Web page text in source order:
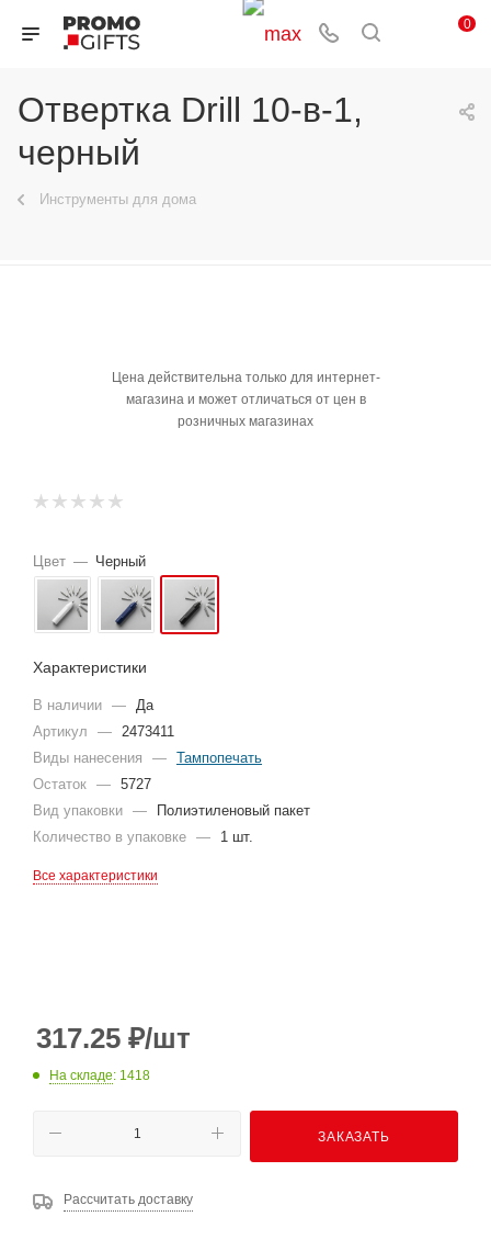
0
Отвертка Drill 10-в-1,
черный
Инструменты для дома
Цена действительна только для интернет-
магазина и может отличаться от цен в
розничных магазинах
Цвет — Черный
Характеристики
В наличии —
Да
Артикул
—
2473411
Виды нанесения
— Тампопечать
Остаток — 5727
Вид упаковки —
Полиэтиленовый пакет
Количество в упаковке — 1 шт.
Все характеристики
317.25 ₽/шт
На складе: 1418
ЗАКАЗАТЬ
Рассчитать доставку